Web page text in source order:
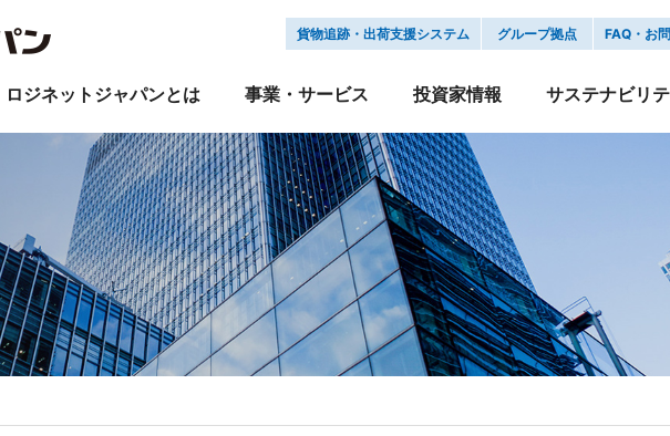
貨物追跡・出荷支援システム グループ拠点 FAQ・お
ロジネットジャパンとは
輸送 倉庫 ＤＤロジ
引越・さくらボックス・
事務所移転
保険 飲料水 国際物流
事業・サービス
業績・財務 IRライブラリ 株式情報
IRよくあるご質問
IRお問い合わせ 電子公告
ディスクロ
免責事項
投資家情報
サステナビリティニュース
株式会社 ロジネットジャパン SDGs宣言
Ｅ:環境への取り組み
Ｓ:社会への取り組み Ｇ:ガバナンス
サステナビリ
会社概要 沿革 組織図 グループ企業
キャリア採用 グループ会社採用
採用お問い合わせ